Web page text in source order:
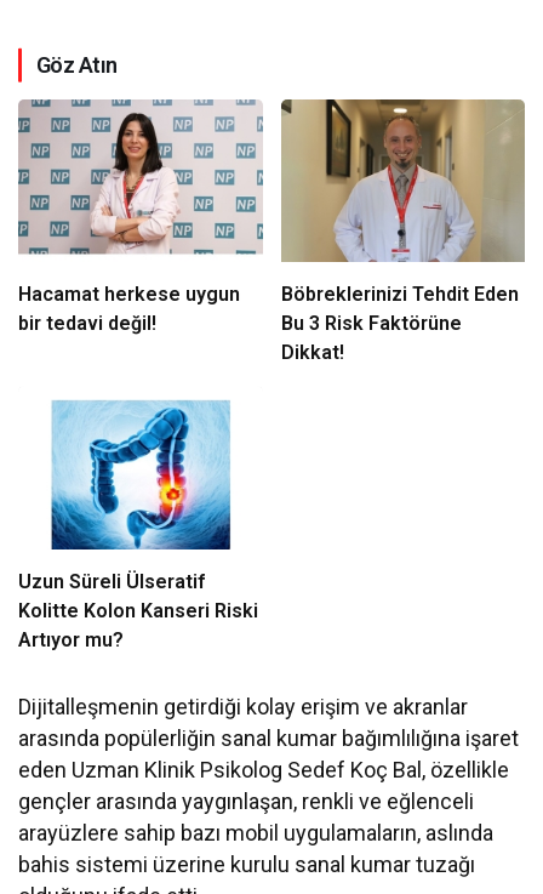
Göz Atın
Hacamat herkese uygun
bir tedavi değil!
Böbreklerinizi Tehdit Eden
Bu 3 Risk Faktörüne
Dikkat!
Uzun Süreli Ülseratif
Kolitte Kolon Kanseri Riski
Artıyor mu?
Dijitalleşmenin getirdiği kolay erişim ve akranlar
arasında popülerliğin sanal kumar bağımlılığına işaret
eden Uzman Klinik Psikolog Sedef Koç Bal, özellikle
gençler arasında yaygınlaşan, renkli ve eğlenceli
arayüzlere sahip bazı mobil uygulamaların, aslında
bahis sistemi üzerine kurulu sanal kumar tuzağı